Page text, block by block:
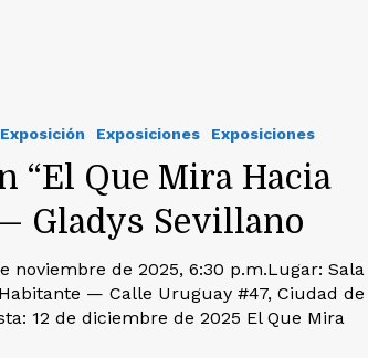
Exposición Exposiciones Exposiciones
“El Que Mira Hacia
Gladys Sevillano
noviembre de 2025, 6:30 p.m.Lugar: Sala
— Calle Uruguay #47, Ciudad de
12 de diciembre de 2025 El Que Mira